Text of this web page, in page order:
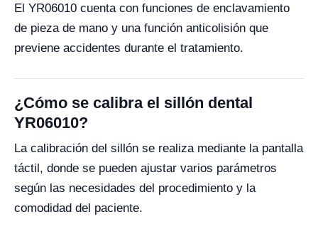
El YR06010 cuenta con funciones de enclavamiento
de pieza de mano y una función anticolisión que
previene accidentes durante el tratamiento.
¿Cómo se calibra el sillón dental
YR06010?
La calibración del sillón se realiza mediante la pantalla
táctil, donde se pueden ajustar varios parámetros
según las necesidades del procedimiento y la
comodidad del paciente.